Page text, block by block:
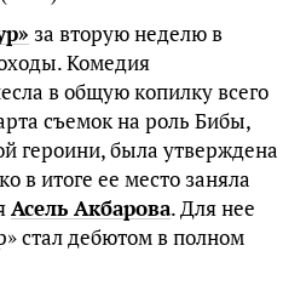
за вторую неделю в
Комедия
в общую копилку всего
съемок на роль Бибы,
героини, была утверждена
в итоге ее место заняла
Асель Акбарова. Для нее
стал дебютом в полном